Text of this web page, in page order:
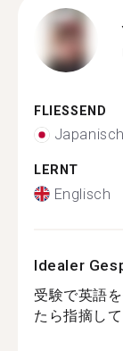
FLIESSEND
Japanisch
LERNT
Englisch
Idealer
受験で英語
たら指摘して